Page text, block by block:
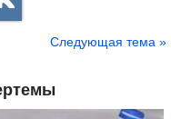
Следующая тема »